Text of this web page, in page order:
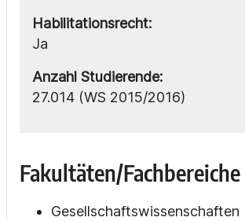
Habilitationsrecht:
Ja
Anzahl Studierende:
27.014 (WS 2015/2016)
Fakultäten/Fachbereiche
Gesellschaftswissenschaften